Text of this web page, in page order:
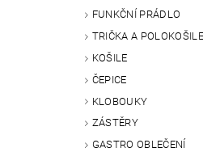
FUNKČNÍ PRÁDLO
TRIČKA A POLOKOŠILE
KOŠILE
ČEPICE
KLOBOUKY
ZÁSTĚRY
GASTRO OBLEČENÍ